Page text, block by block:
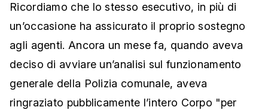
Ricordiamo che lo stesso esecutivo, in più di
un’occasione ha assicurato il proprio sostegno
agli agenti. Ancora un mese fa, quando aveva
deciso di avviare un’analisi sul funzionamento
generale della Polizia comunale, aveva
ringraziato pubblicamente l’intero Corpo "per